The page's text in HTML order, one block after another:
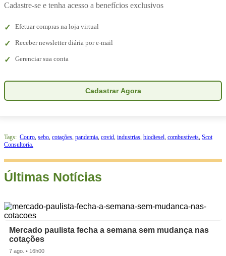
Cadastre-se e tenha acesso a benefícios exclusivos
Efetuar compras na loja virtual
Receber newsletter diária por e-mail
Gerenciar sua conta
Cadastrar Agora
Tags: Couro, sebo, cotações, pandemia, covid, industrias, biodiesel, combustíveis, Scot
Consultoria.
Últimas Notícias
Mercado paulista fecha a semana sem mudança nas
cotações
7 ago. • 16h00